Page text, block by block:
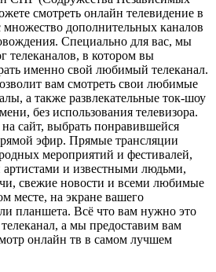
смотреть онлайн телевидение в
дополнительных каналов
Специально для вас, мы
телеканалов, в котором вы
именно свой любимый телеканал.
вам смотреть свои любимые
а также развлекательные ток-шоу
без использования телевизора.
сайт, выбрать понравившейся
эфир. Прямые трансляции
мероприятий и фестивалей,
и известными людьми,
свежие новости и всеми любимые
месте, на экране вашего
планшета. Всё что вам нужно это
а мы предоставим вам
онлайн тв в самом лучшем